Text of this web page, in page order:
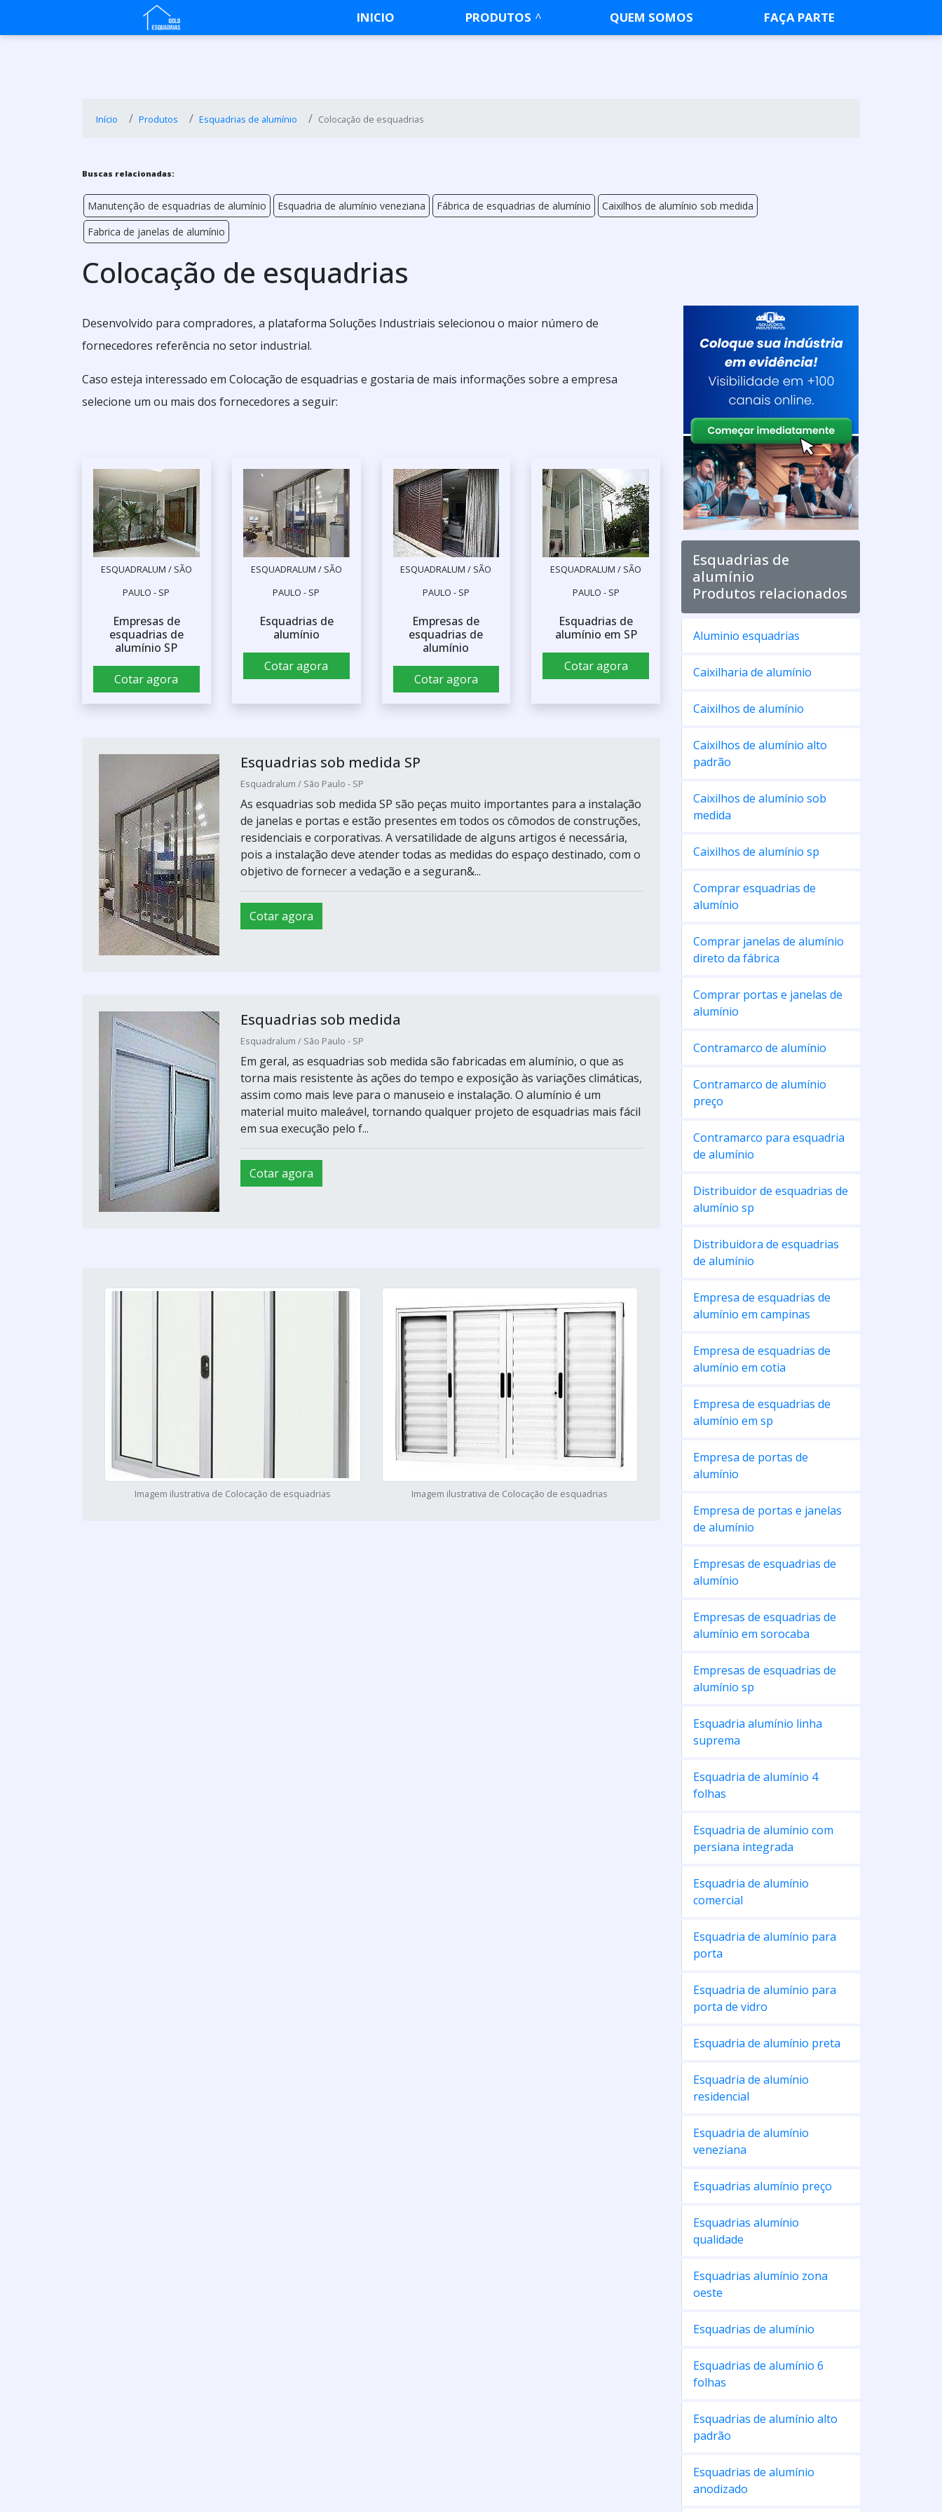
INICIO PRODUTOS QUEM SOMOS FAÇA PARTE
Início Produtos Esquadrias de alumínio Colocação de esquadrias
Buscas relacionadas:
Manutenção de esquadrias de alumínio Esquadria de alumínio veneziana Fábrica de esquadrias de alumínio
Caixilhos de alumínio sob medida
Fabrica de janelas de alumínio
Colocação de esquadrias
Desenvolvido para compradores, a plataforma Soluções Industriais selecionou o maior número de
fornecedores referência no setor industrial.
Caso esteja interessado em Colocação de esquadrias e gostaria de mais informações sobre a empresa
selecione um ou mais dos fornecedores a seguir:
ESQUADRALUM / SÃO
PAULO - SP
Empresas de
esquadrias de
alumínio SP
Cotar agora
ESQUADRALUM / SÃO
PAULO - SP
Esquadrias de
alumínio
Cotar agora
ESQUADRALUM / SÃO
PAULO - SP
Empresas de
esquadrias de
alumínio
Cotar agora
ESQUADRALUM / SÃO
PAULO - SP
Esquadrias de
alumínio em SP
Cotar agora
Esquadrias sob medida SP
Esquadralum / São Paulo - SP
As esquadrias sob medida SP são peças muito importantes para a instalação
de janelas e portas e estão presentes em todos os cômodos de construções,
residenciais e corporativas. A versatilidade de alguns artigos é necessária,
pois a instalação deve atender todas as medidas do espaço destinado, com o
objetivo de fornecer a vedação e a seguran&...
Cotar agora
Esquadrias sob medida
Esquadralum / São Paulo - SP
Em geral, as esquadrias sob medida são fabricadas em alumínio, o que as
torna mais resistente às ações do tempo e exposição às variações climáticas,
assim como mais leve para o manuseio e instalação. O alumínio é um
material muito maleável, tornando qualquer projeto de esquadrias mais fácil
em sua execução pelo f...
Cotar agora
Imagem ilustrativa de Colocação de esquadrias Imagem ilustrativa de Colocação de esquadrias
Esquadrias de
alumínio
Produtos relacionados
Aluminio esquadrias
Caixilharia de alumínio
Caixilhos de alumínio
Caixilhos de alumínio alto
padrão
Caixilhos de alumínio sob
medida
Caixilhos de alumínio sp
Comprar esquadrias de
alumínio
Comprar janelas de alumínio
direto da fábrica
Comprar portas e janelas de
alumínio
Contramarco de alumínio
Contramarco de alumínio
preço
Contramarco para esquadria
de alumínio
Distribuidor de esquadrias de
alumínio sp
Distribuidora de esquadrias
de alumínio
Empresa de esquadrias de
alumínio em campinas
Empresa de esquadrias de
alumínio em cotia
Empresa de esquadrias de
alumínio em sp
Empresa de portas de
alumínio
Empresa de portas e janelas
de alumínio
Empresas de esquadrias de
alumínio
Empresas de esquadrias de
alumínio em sorocaba
Empresas de esquadrias de
alumínio sp
Esquadria alumínio linha
suprema
Esquadria de alumínio 4
folhas
Esquadria de alumínio com
persiana integrada
Esquadria de alumínio
comercial
Esquadria de alumínio para
porta
Esquadria de alumínio para
porta de vidro
Esquadria de alumínio preta
Esquadria de alumínio
residencial
Esquadria de alumínio
veneziana
Esquadrias alumínio preço
Esquadrias alumínio
qualidade
Esquadrias alumínio zona
oeste
Esquadrias de alumínio
Esquadrias de alumínio 6
folhas
Esquadrias de alumínio alto
padrão
Esquadrias de alumínio
anodizado